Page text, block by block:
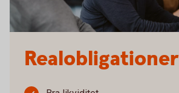
Realobligationer